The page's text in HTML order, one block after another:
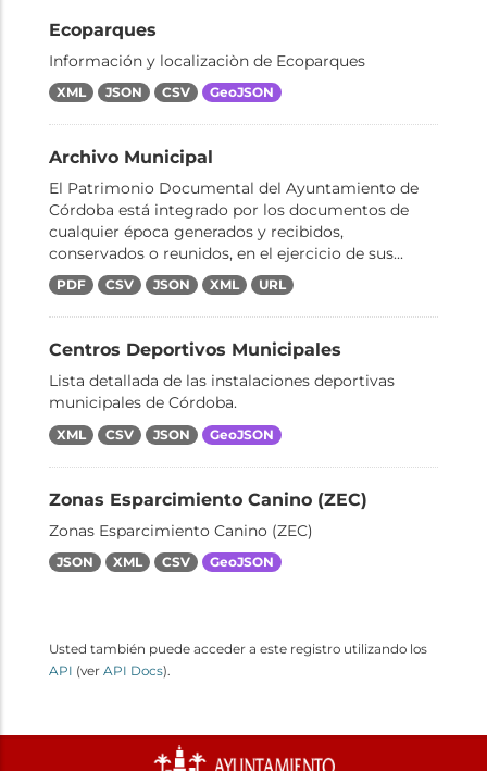
Ecoparques
Información y localizaciòn de Ecoparques
XML JSON CSV GeoJSON
Archivo Municipal
El Patrimonio Documental del Ayuntamiento de
Córdoba está integrado por los documentos de
cualquier época generados y recibidos,
conservados o reunidos, en el ejercicio de sus...
PDF CSV JSON XML URL
Centros Deportivos Municipales
Lista detallada de las instalaciones deportivas
municipales de Córdoba.
XML CSV JSON GeoJSON
Zonas Esparcimiento Canino (ZEC)
Zonas Esparcimiento Canino (ZEC)
JSON XML CSV GeoJSON
Usted también puede acceder a este registro utilizando los
API (ver API Docs).